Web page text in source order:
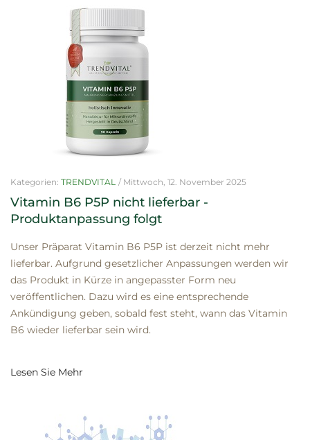
Kategorien: TRENDVITAL / Mittwoch, 12. November 2025
Vitamin B6 P5P nicht lieferbar -
Produktanpassung folgt
Unser Präparat Vitamin B6 P5P ist derzeit nicht mehr
lieferbar. Aufgrund gesetzlicher Anpassungen werden wir
das Produkt in Kürze in angepasster Form neu
veröffentlichen. Dazu wird es eine entsprechende
Ankündigung geben, sobald fest steht, wann das Vitamin
B6 wieder lieferbar sein wird.
Lesen Sie Mehr